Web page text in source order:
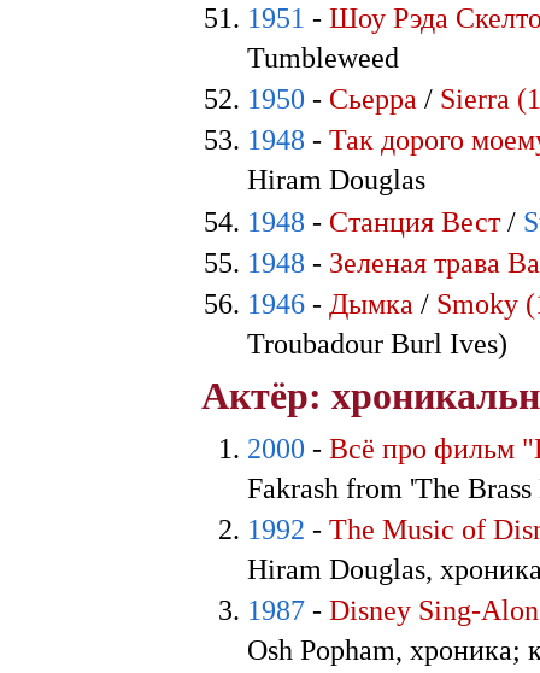
1951 -Шоу Рэда
Tumbleweed
1950 - Сьерра / Sierra
1948 -Так дорого
Hiram Douglas
1948 - Станция Вест/
1948 - Зеленая трава
1946 - Дымка / Smoky
Troubadour Burl Ives)
Актёр:
2000 -Всё про фильм
Fakrash from 'The
1992 -The Music of
Hiram Douglas,
1987 -Disney Sing-
Osh Popham, хроника;